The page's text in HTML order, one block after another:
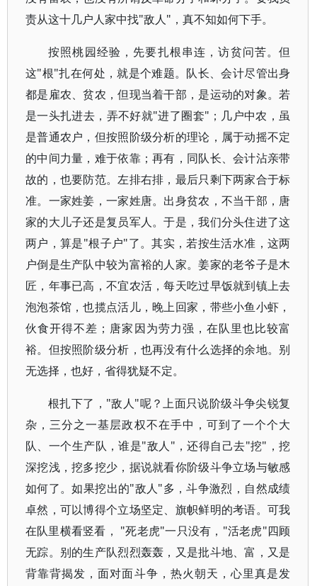
责从这十几户人家中找"敌人"，真不知如何下手。
按照桃园经验，先要扎根串连，访贫问苦。但
这"根"扎在何处，就是个难题。队长、会计尽管出身
都是雇农、贫农，但现当着干部，是运动的对象。若
是一头扎进去，弄不好就"进了圈套"；几户中农，虽
是普通农户，但按照阶级分析的理论，属于动摇不定
的中间力量，难于依靠；再有，同队长、会计沾亲带
故的，也要防范。左排右排，最后只剩下两家合于标
准。一家姓姜，一家姓唐。出身贫农，不当干部，唐
家的大儿子还是复员军人。于是，我们分头住进了这
两户，算是"根子户"了。其实，若按生活水准，这两
户倒是生产队中较为富裕的人家。姜家的老爷子是木
匠，年事已高，不宜农活，每天吃过早饭就到镇上去
泡泡茶馆，也揽点活儿，晚上回家，带些小鱼小虾，
伙食开得不差；唐家因为劳力强，在队里也比较富
裕。但按照阶级分析，也再没有什么选择的余地。别
无选择，也好，省得犹疑不定。
根扎下了，"敌人"呢？上面只说阶级斗争尖锐复
杂，三分之一基层政权不在手中，可到了一个个大
队、一个生产队，谁是"敌人"，还得自己去"挖"，挖
深挖浅，挖多挖少，据说就看你阶级斗争立场与敏感
如何了。如果挖出的"敌人"多，斗争激烈，自然成绩
卓然，可以博得个立场坚定、旗帜鲜明的考语。可我
在队里横看竖看， "死老虎"一只没有，"活老虎"四顾
无踪。别的生产队烈烈轰轰，又是批斗地、富，又是
背靠背揭发，面对面斗争，热火朝天，心里真是发